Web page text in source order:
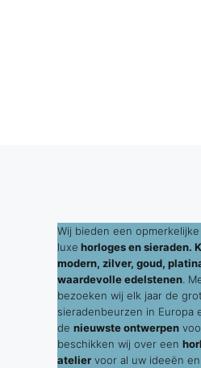
Wij bieden een
luxe horloges en sieraden.
modern, zilver, goud,
waardevolle edelstenen .
bezoeken wij elk jaar de
sieradenbeurzen in Europa
de nieuwste ontwerpen
beschikken wij over een
atelier voor al uw ideeën en